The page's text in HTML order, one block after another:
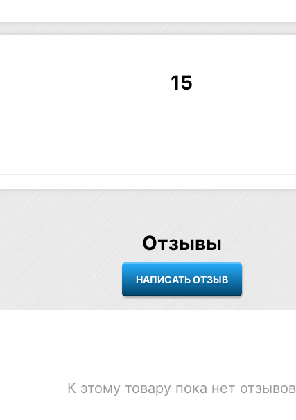
15
Отзывы
К этому товару пока нет отзывов